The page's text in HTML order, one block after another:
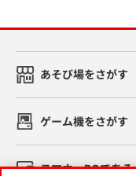
あそび場をさがす
ゲーム機をさがす
スマホ・PCであそ